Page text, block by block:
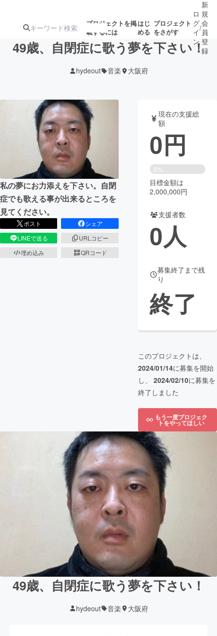
プロジェクトを掲
載するには
はじ
める
プロジェクト
をさがす
アート・写真
テクノロジー・ガジェット ゲーム・サ
映像・映画 書籍・雑誌
チャレンジ
まちづくり・地域活性化
CAMPFIRE Creation
コミュニティ
ロ
グ
イ
ン
/
新
規
会
員
登
録
49歳、自閉症に歌う夢を下さい！
hydeout 音楽 大阪府
私の夢にお力添えを下さい。自閉
症でも歌える事が出来るところを
見てください。
ポスト
シェア
LINEで送る
URLコピー
埋め込み
QRコード
現在の支援総
額
0円
0%
目標金額は
2,000,000円
支援者数
0人
募集終了まで残
り
終了
このプロジェクトは、
2024/01/14に募集を開始
し、 2024/02/10に募集を
終了しました
もう一度プロジェク
トをやってほしい
49歳、自閉症に歌う夢を下さい！
hydeout 音楽 大阪府